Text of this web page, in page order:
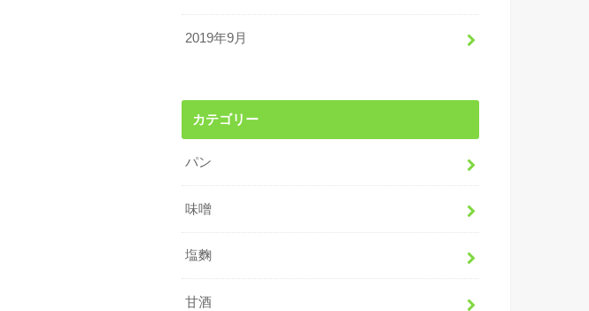
2019年9月
カテゴリー
パン
味噌
塩麴
甘酒